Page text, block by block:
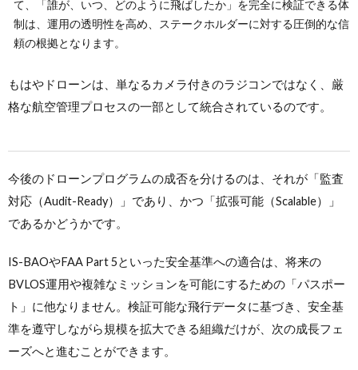
て、「誰が、いつ、どのように飛ばしたか」を完全に検証できる体
制は、運用の透明性を高め、ステークホルダーに対する圧倒的な信
頼の根拠となります。
もはやドローンは、単なるカメラ付きのラジコンではなく、厳
格な航空管理プロセスの一部として統合されているのです。
今後のドローンプログラムの成否を分けるのは、それが「監査
対応（Audit-Ready）」であり、かつ「拡張可能（Scalable）」
であるかどうかです。
IS-BAOやFAA Part 5といった安全基準への適合は、将来の
BVLOS運用や複雑なミッションを可能にするための「パスポー
ト」に他なりません。検証可能な飛行データに基づき、安全基
準を遵守しながら規模を拡大できる組織だけが、次の成長フェ
ーズへと進むことができます。